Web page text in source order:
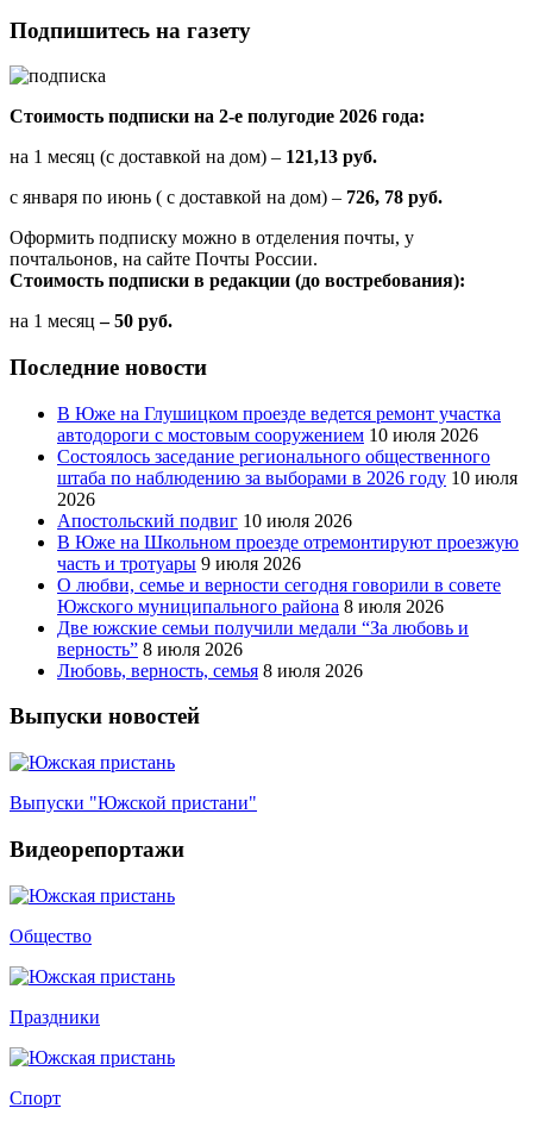
Подпишитесь на газету
Стоимость подписки на 2-е полугодие 2026 года:
на 1 месяц (с доставкой на дом) – 121,13 руб.
с января по июнь ( с доставкой на дом) – 726, 78 руб.
Оформить подписку можно в отделения почты, у
почтальонов, на сайте Почты России.
Стоимость подписки в редакции (до востребования):
на 1 месяц – 50 руб.
Последние новости
В Юже на Глушицком проезде ведется ремонт участка
автодороги с мостовым сооружением 10 июля 2026
Состоялось заседание регионального общественного
штаба по наблюдению за выборами в 2026 году 10 июля
2026
Апостольский подвиг 10 июля 2026
В Юже на Школьном проезде отремонтируют проезжую
часть и тротуары 9 июля 2026
О любви, семье и верности сегодня говорили в совете
Южского муниципального района 8 июля 2026
Две южские семьи получили медали “За любовь и
верность” 8 июля 2026
Любовь, верность, семья 8 июля 2026
Выпуски новостей
Выпуски "Южской пристани"
Видеорепортажи
Общество
Праздники
Спорт